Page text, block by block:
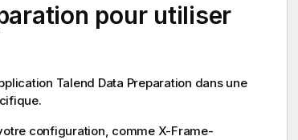
pour utiliser
Talend Data Preparation dans une
configuration, comme X-Frame-